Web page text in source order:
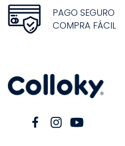
PAGO SEGURO
COMPRA FÁCIL